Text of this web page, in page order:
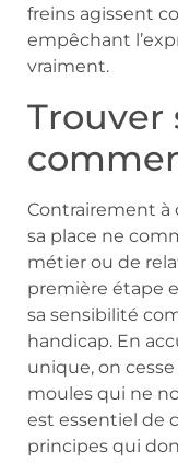
freins agissent
empêchant
vraiment.
Trouver
Contrairement à
sa place ne
métier ou de
première étape
sa sensibilité
handicap. En
unique, on
moules qui ne
est essentiel de
principes qui